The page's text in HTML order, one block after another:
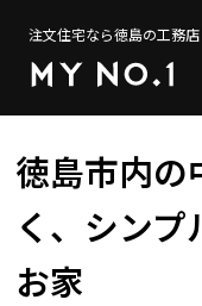
注文住宅なら徳島の工務店
徳島市内の
く、シンプ
お家